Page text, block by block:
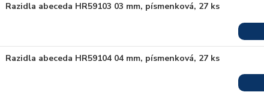
Razidla abeceda HR59103 03 mm, písmenková, 27 ks
Razidla abeceda HR59104 04 mm, písmenková, 27 ks